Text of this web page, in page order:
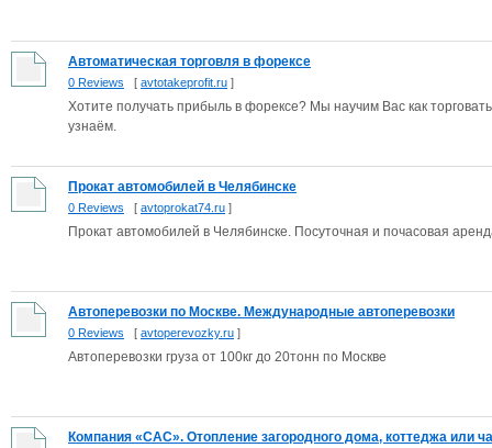
Автоматическая торговля в форексе
0 Reviews [ avtotakeprofit.ru ]
Хотите получать прибыль в форексе? Мы научим Вас как
узнаём.
Прокат автомобилей в Челябинске
0 Reviews [ avtoprokat74.ru ]
Прокат автомобилей в Челябинске. Посуточная и почасовая
Автоперевозки по Москве. Международные автоперевозки
0 Reviews [ avtoperevozky.ru ]
Автоперевозки груза от 100кг до 20тонн по Москве
Компания «САС». Отопление загородного дома, коттеджа или